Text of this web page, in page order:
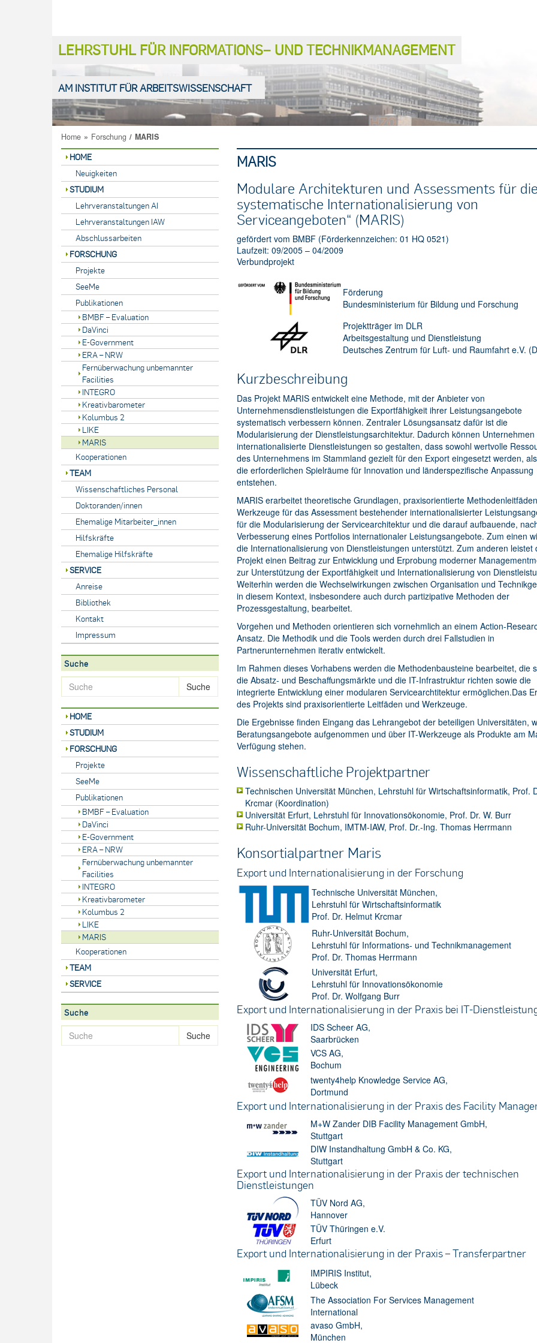
LEHRSTUHL FÜR INFORMATIONS− UND TECHNIKMANAGEMENT
AM INSTITUT FÜR ARBEITSWISSENSCHAFT
Home » Forschung / MARIS
HOME
Neuigkeiten
STUDIUM
Lehrveranstaltungen AI
Lehrveranstaltungen IAW
Abschlussarbeiten
FORSCHUNG
Projekte
SeeMe
Publikationen
BMBF – Evaluation
DaVinci
E-Government
ERA – NRW
Fernüberwachung unbemannter
Facilities
INTEGRO
Kreativbarometer
Kolumbus 2
LIKE
MARIS
Kooperationen
TEAM
Wissenschaftliches Personal
Doktoranden/innen
Ehemalige Mitarbeiter_innen
Hilfskräfte
Ehemalige Hilfskräfte
SERVICE
Anreise
Bibliothek
Kontakt
Impressum
Suche
Suche
HOME
STUDIUM
FORSCHUNG
Projekte
SeeMe
Publikationen
BMBF – Evaluation
DaVinci
E-Government
ERA – NRW
Fernüberwachung unbemannter
Facilities
INTEGRO
Kreativbarometer
Kolumbus 2
LIKE
MARIS
Kooperationen
TEAM
SERVICE
Suche
Suche
MARIS
Modulare Architekturen und Assessments für
systematische Internationalisierung von
Serviceangeboten“ (MARIS)
gefördert vom BMBF (Förderkennzeichen: 01 HQ 0521)
Laufzeit: 09/2005 – 04/2009
Verbundprojekt
Förderung
Bundesministerium für Bildung und Forschung
Projektträger im DLR
Arbeitsgestaltung und Dienstleistung
Deutsches Zentrum für Luft- und Raumfahrt e.V.
Kurzbeschreibung
Das Projekt MARIS entwickelt eine Methode, mit der Anbieter von
Unternehmensdienstleistungen die Exportfähigkeit ihrer Leistungsangebote
systematisch verbessern können. Zentraler Lösungsansatz dafür ist die
Modularisierung der Dienstleistungsarchitektur. Dadurch können Unternehmen
internationalisierte Dienstleistungen so gestalten, dass sowohl wertvolle
des Unternehmens im Stammland gezielt für den Export eingesetzt werden,
die erforderlichen Spielräume für Innovation und länderspezifische Anpassung
entstehen.
MARIS erarbeitet theoretische Grundlagen, praxisorientierte
Werkzeuge für das Assessment bestehender internationalisierter
für die Modularisierung der Servicearchitektur und die darauf aufbauende,
Verbesserung eines Portfolios internationaler Leistungsangebote. Zum einen
die Internationalisierung von Dienstleistungen unterstützt. Zum anderen leistet
Projekt einen Beitrag zur Entwicklung und Erprobung moderner
zur Unterstützung der Exportfähigkeit und Internationalisierung von
Weiterhin werden die Wechselwirkungen zwischen Organisation und
in diesem Kontext, insbesondere auch durch partizipative Methoden der
Prozessgestaltung, bearbeitet.
Vorgehen und Methoden orientieren sich vornehmlich an einem Action-
Ansatz. Die Methodik und die Tools werden durch drei Fallstudien in
Partnerunternehmen iterativ entwickelt.
Im Rahmen dieses Vorhabens werden die Methodenbausteine bearbeitet, die
die Absatz- und Beschaffungsmärkte und die IT-Infrastruktur richten sowie die
integrierte Entwicklung einer modularen Servicearchtitektur ermöglichen.Das
des Projekts sind praxisorientierte Leitfäden und Werkzeuge.
Die Ergebnisse finden Eingang das Lehrangebot der beteiligen Universitäten,
Beratungsangebote aufgenommen und über IT-Werkzeuge als Produkte am
Verfügung stehen.
Wissenschaftliche Projektpartner
Technischen Universität München, Lehrstuhl für Wirtschaftsinformatik, Prof.
Krcmar (Koordination)
Universität Erfurt, Lehrstuhl für Innovationsökonomie, Prof. Dr. W. Burr
Ruhr-Universität Bochum, IMTM-IAW, Prof. Dr.-Ing. Thomas Herrmann
Konsortialpartner Maris
Export und Internationalisierung in der Forschung
Technische Universität München,
Lehrstuhl für Wirtschaftsinformatik
Prof. Dr. Helmut Krcmar
Ruhr-Universität Bochum,
Lehrstuhl für Informations- und Technikmanagement
Prof. Dr. Thomas Herrmann
Universität Erfurt,
Lehrstuhl für Innovationsökonomie
Prof. Dr. Wolfgang Burr
Export und Internationalisierung in der Praxis bei IT-
IDS Scheer AG,
Saarbrücken
VCS AG,
Bochum
twenty4help Knowledge Service AG,
Dortmund
Export und Internationalisierung in der Praxis des Facility
M+W Zander DIB Facility Management GmbH,
Stuttgart
DIW Instandhaltung GmbH & Co. KG,
Stuttgart
Export und Internationalisierung in der Praxis der technischen
Dienstleistungen
TÜV Nord AG,
Hannover
TÜV Thüringen e.V.
Erfurt
Export und Internationalisierung in der Praxis – Transferpartner
IMPIRIS Institut,
Lübeck
The Association For Services Management
International
avaso GmbH,
München